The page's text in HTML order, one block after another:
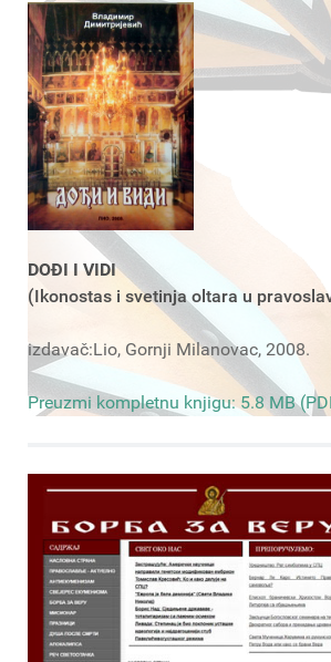
DOĐI I VIDI
(Ikonostas i svetinja oltara u
izdavač:Lio, Gornji Milanovac, 2008.
Preuzmi kompletnu knjigu: 5.8 MB